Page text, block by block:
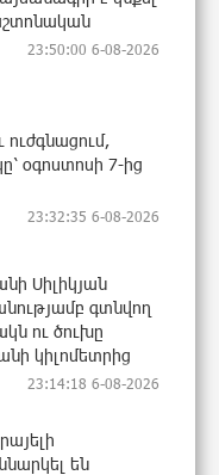
23:50:00 6-08-2026
ուժգնացում,
օգոստոսի 7-ից
23:32:35 6-08-2026
Սիլիկյան
գտնվող
ու ծուխը
կիլոմետրից
23:14:18 6-08-2026
են